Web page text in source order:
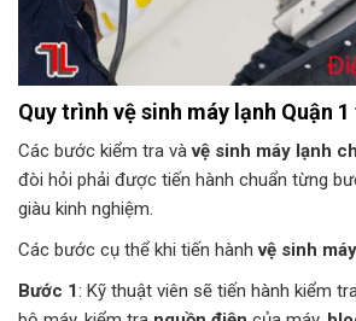
Quy trình vệ sinh máy lạnh Quận
Các bước kiểm tra vàvệ sinh máy lạnh
đòi hỏi phải được tiến hành chuẩn từng
giàu kinh nghiệm.
Các bước cụ thể khi tiến hànhvệ sinh
Bước 1: Kỹ thuật viên sẽ tiến hành kiểm